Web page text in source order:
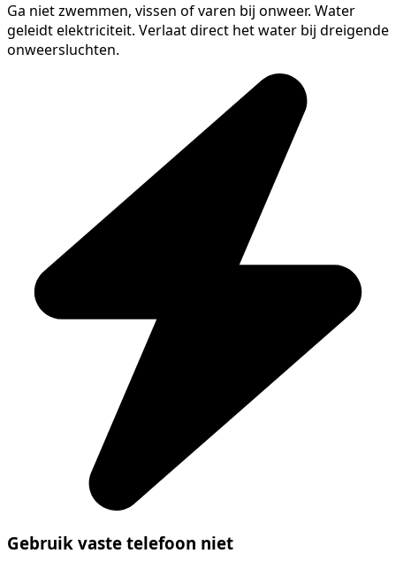
Ga niet zwemmen, vissen of varen bij onweer. Water
geleidt elektriciteit. Verlaat direct het water bij dreigende
onweersluchten.
Gebruik vaste telefoon niet